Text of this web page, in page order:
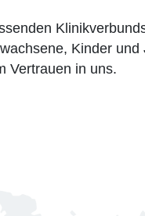
Kinder
Vertrauen in uns.